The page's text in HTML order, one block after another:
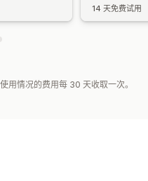
14 天免费试用
用情况的费用每 30 天收取一次。